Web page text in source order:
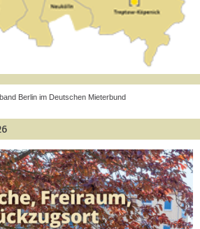
Berlin im Deutschen Mieterbund